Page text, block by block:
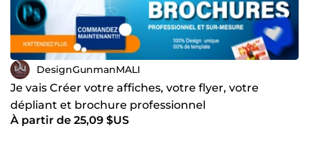
DesignGunmanMALI
Je vais Créer votre affiches, votre flyer, votre
dépliant et brochure professionnel
À partir de 25,09 $US